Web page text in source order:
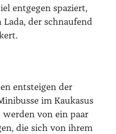
ent­ge­gen spa­ziert,
der schnau­fend
ent­stei­gen der
im Kau­ka­sus
von ein paar
die sich von ihrem